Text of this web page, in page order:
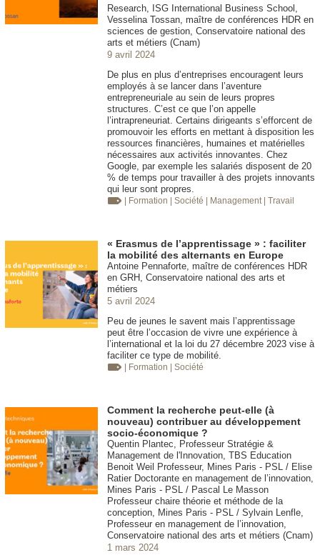
Research, ISG International Business School,
Vesselina Tossan, maître de conférences HDR en
sciences de gestion, Conservatoire national des
arts et métiers (Cnam)
9 avril 2024
De plus en plus d’entreprises encouragent leurs
employés à se lancer dans l’aventure
entrepreneuriale au sein de leurs propres
structures. C’est ce que l’on appelle
l’intrapreneuriat. Certains dirigeants s’efforcent de
promouvoir les efforts en mettant à disposition les
ressources financières, humaines et matérielles
nécessaires aux activités innovantes. Chez
Google, par exemple les salariés disposent de 20
% de temps pour travailler à des projets innovants
qui leur sont propres.
| Formation | Société | Management | Travail
« Erasmus de l’apprentissage » : faciliter
la mobilité des alternants en Europe
Antoine Pennaforte, maître de conférences HDR
en GRH, Conservatoire national des arts et
métiers
5 avril 2024
Peu de jeunes le savent mais l’apprentissage
peut être l’occasion de vivre une expérience à
l’international et la loi du 27 décembre 2023 vise à
faciliter ce type de mobilité.
| Formation | Société
Comment la recherche peut-elle (à
nouveau) contribuer au développement
socio-économique ?
Quentin Plantec, Professeur Stratégie &
Management de l'Innovation, TBS Education
Benoit Weil Professeur, Mines Paris - PSL / Elise
Ratier Doctorante en management de l’innovation,
Mines Paris - PSL / Pascal Le Masson
Professeur chaire théorie et méthode de la
conception, Mines Paris - PSL / Sylvain Lenfle,
Professeur en management de l’innovation,
Conservatoire national des arts et métiers (Cnam)
1 mars 2024